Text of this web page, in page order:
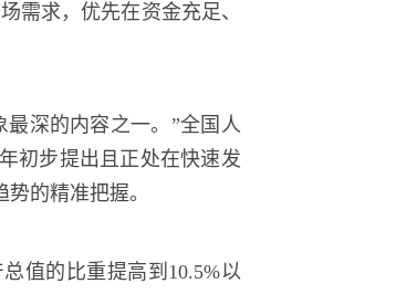
需求，优先在资金充足、
深的内容之一。”全国人
初步提出且正处在快速发
的精准把握。
值的比重提高到10.5%以